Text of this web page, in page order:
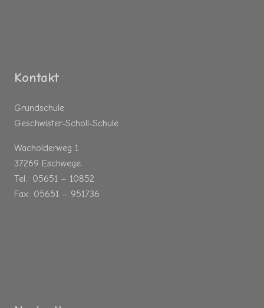
Kontakt
Grundschule
Geschwister-Scholl-Schule
Wacholderweg 1
37269 Eschwege
Tel.: 05651 – 10852
Fax: 05651 – 951736